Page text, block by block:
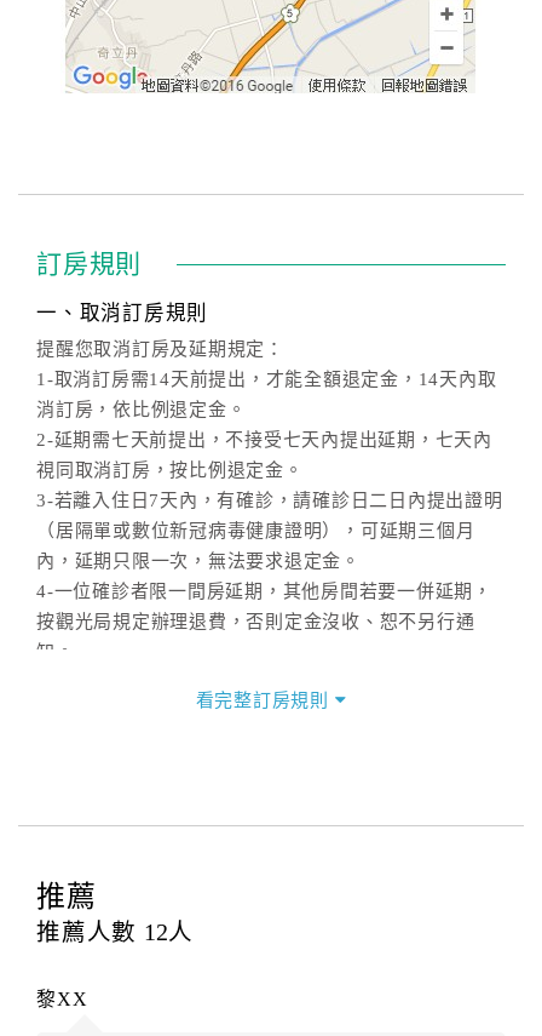
訂房規則
一、取消訂房規則
提醒您取消訂房及延期規定：
1-取消訂房需14天前提出，才能全額退定金，14天內取
消訂房，依比例退定金。
2-延期需七天前提出，不接受七天內提出延期，七天內
視同取消訂房，按比例退定金。
3-若離入住日7天內，有確診，請確診日二日內提出證明
（居隔單或數位新冠病毒健康證明），可延期三個月
內，延期只限一次，無法要求退定金。
4-一位確診者限一間房延期，其他房間若要一併延期，
按觀光局規定辦理退費，否則定金沒收、恕不另行通
知。
■匯款後若因故欲更改日期，於7日前通知，可保留房間
※住宿日14日前退還已付定金之100%
※住宿日10至13日前退還定金70%
※住宿日4至6日前退還定金40%
看完整訂房規則
推薦
推薦人數 12人
黎XX